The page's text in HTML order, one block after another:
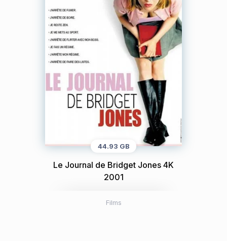
44.93 GB
Le Journal de Bridget Jones 4K
2001
Films